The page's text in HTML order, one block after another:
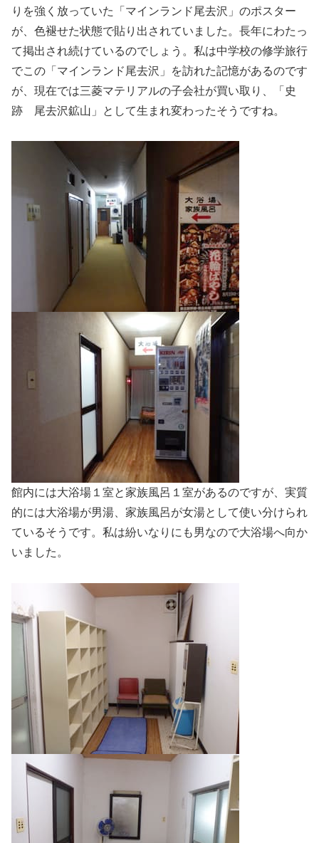
りを強く放っていた「マインランド尾去沢」のポスター
が、色褪せた状態で貼り出されていました。長年にわたっ
て掲出され続けているのでしょう。私は中学校の修学旅行
でこの「マインランド尾去沢」を訪れた記憶があるのです
が、現在では三菱マテリアルの子会社が買い取り、「史
跡 尾去沢鉱山」として生まれ変わったそうですね。
館内には大浴場１室と家族風呂１室があるのですが、実質
的には大浴場が男湯、家族風呂が女湯として使い分けられ
ているそうです。私は紛いなりにも男なので大浴場へ向か
いました。